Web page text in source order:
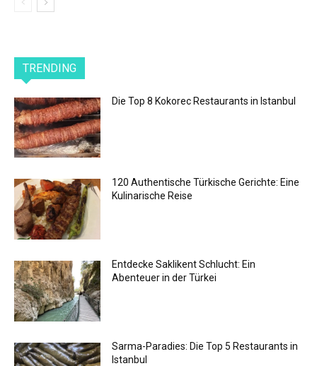
TRENDING
Die Top 8 Kokorec Restaurants in Istanbul
120 Authentische Türkische Gerichte: Eine
Kulinarische Reise
Entdecke Saklikent Schlucht: Ein
Abenteuer in der Türkei
Sarma-Paradies: Die Top 5 Restaurants in
Istanbul